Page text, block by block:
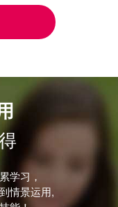
学习，
情景运用,